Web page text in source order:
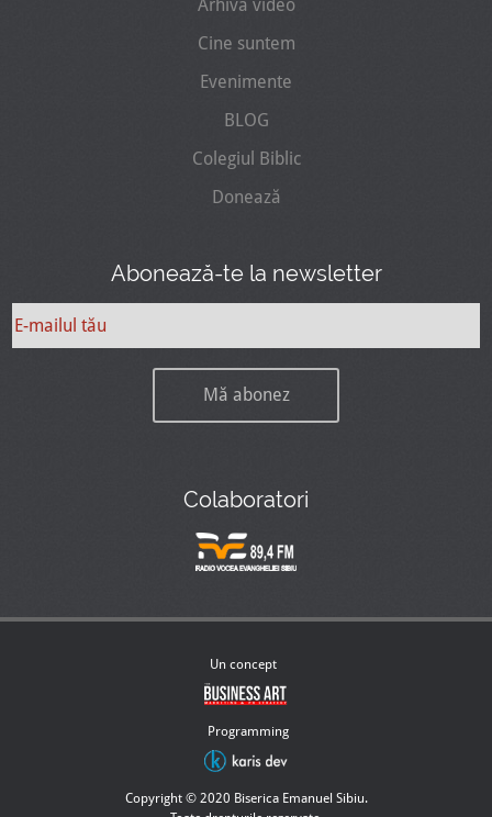
Arhivă video
Cine suntem
Evenimente
BLOG
Colegiul Biblic
Donează
Abonează-te la newsletter
Colaboratori
Un concept
Programming
Copyright © 2020 Biserica Emanuel Sibiu.